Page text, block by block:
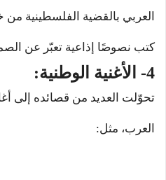
العربي بالقضية الفلسطينية
كتب نصوصًا إذاعية تعبّر عن
4- الأغنية الوطنية:
تحوّلت العديد من قصائده إلى
العرب، مثل: